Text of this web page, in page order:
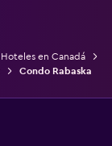
Hoteles en Canadá
Condo Rabaska